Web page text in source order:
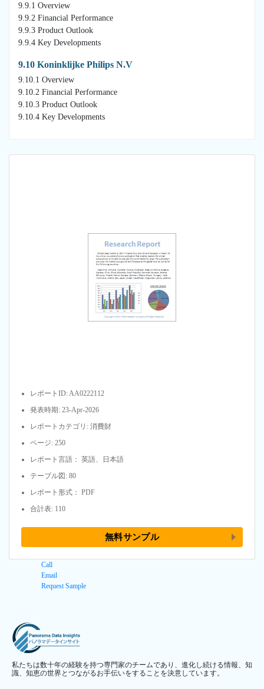
9.9.1 Overview
9.9.2 Financial Performance
9.9.3 Product Outlook
9.9.4 Key Developments
9.10 Koninklijke Philips N.V
9.10.1 Overview
9.10.2 Financial Performance
9.10.3 Product Outlook
9.10.4 Key Developments
レポートID: AA0222112
発表時期: 23-Apr-2026
レポートカテゴリ: 消費財
ページ: 250
レポート言語： 英語、日本語
テーブル図: 80
レポート形式： PDF
合計表: 110
無料サンプル
Call
Email
Request Sample
私たちは数十年の経験を持つ専門家のチームであり、進化し続ける情報、知
識、知恵の世界とつながるお手伝いをすることを決意しています。